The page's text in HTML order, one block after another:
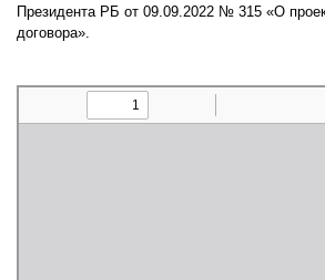
Президента РБ от 09.09.2022 № 315 «О
договора».